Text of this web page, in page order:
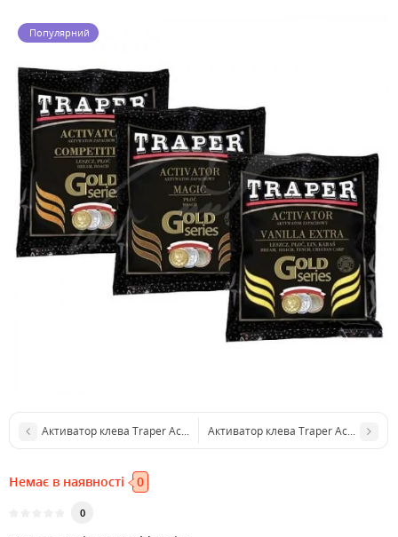
Популярний
Активатор клева Traper Activator Gold Series Concours 300г
Активатор клева Traper Activator
Немає в наявності 0
0